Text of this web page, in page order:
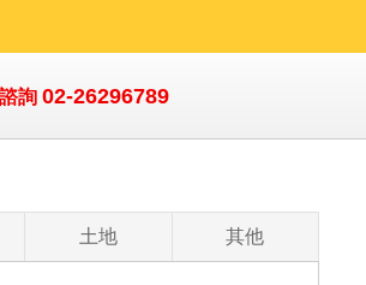
詢 02-26296789
土地 其他